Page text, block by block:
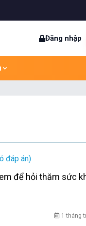
Đăng nhập
đáp án)
để hỏi thăm sức
1 tháng